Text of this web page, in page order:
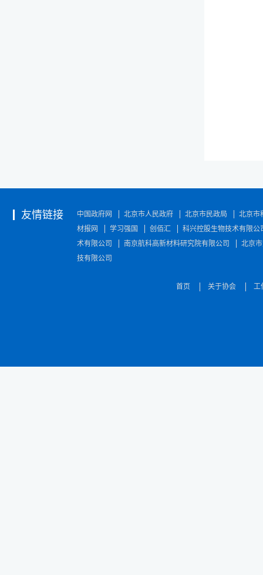
友情链接 中国政府网 北京市人民政府 北京市民政局
北京市
材报网
学习强国 创佰汇
科兴控股生物技术有限公
术有限公司
南京航科高新材料研究院有限公司
北京
技有限公司
首页 关于协会 工